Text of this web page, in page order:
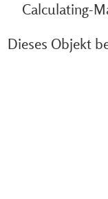
Calculating-
Dieses Objekt